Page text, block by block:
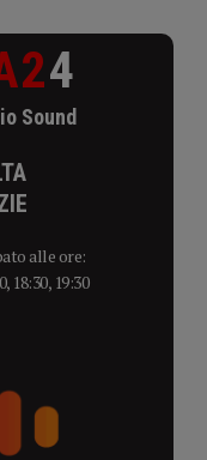
4
Sound
alle ore:
18:30, 19:30